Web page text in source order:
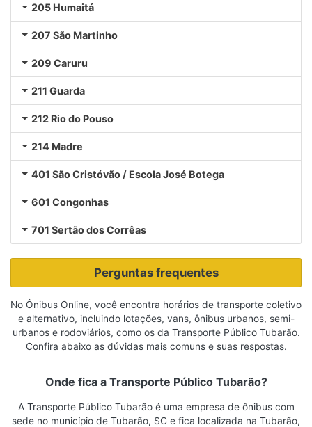
205 Humaitá
207 São Martinho
209 Caruru
211 Guarda
212 Rio do Pouso
214 Madre
401 São Cristóvão / Escola José Botega
601 Congonhas
701 Sertão dos Corrêas
Perguntas frequentes
No Ônibus Online, você encontra horários de transporte coletivo
e alternativo, incluindo lotações, vans, ônibus urbanos, semi-
urbanos e rodoviários, como os da Transporte Público Tubarão.
Confira abaixo as dúvidas mais comuns e suas respostas.
Onde fica a Transporte Público Tubarão?
A Transporte Público Tubarão é uma empresa de ônibus com
sede no município de Tubarão, SC e fica localizada na Tubarão,